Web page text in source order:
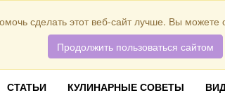
СТАТЬИ КУЛИНАРНЫЕ СОВЕТЫ
сделать этот веб-сайт лучше. Вы можете
Продолжить пользоваться сайтом